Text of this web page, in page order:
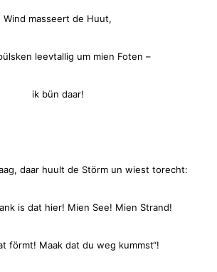
Wind masseert de Huut,
leevtallig um mien Foten –
ik bün daar!
daar huult de Störm un wiest torecht:
is dat hier! Mien See! Mien Strand!
förmt! Maak dat du weg kummst“!